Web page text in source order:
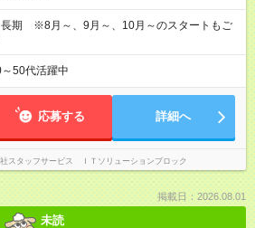
長期 ※8月～、9月～、10月～のスタートもご
50代活躍中
応募する 詳細へ
スタッフサービス ＩＴソリューションブロック
掲載日：2026.08.01
未読